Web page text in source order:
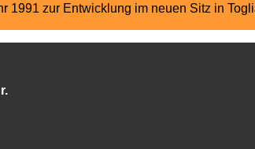
1991 zur Entwicklung im neuen Sitz in